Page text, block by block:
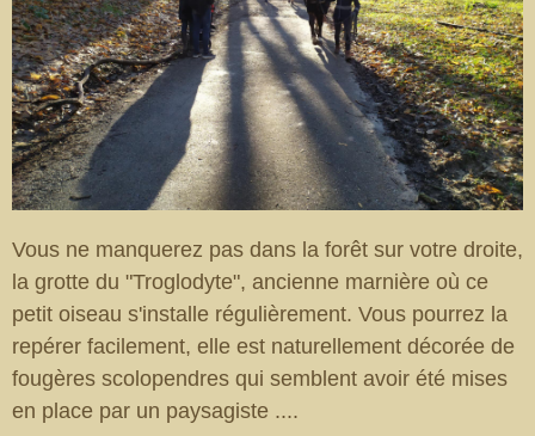
Vous ne manquerez pas dans la forêt sur votre droite,
la grotte du "Troglodyte", ancienne marnière où ce
petit oiseau s'installe régulièrement. Vous pourrez la
repérer facilement, elle est naturellement décorée de
fougères scolopendres qui semblent avoir été mises
en place par un paysagiste ....